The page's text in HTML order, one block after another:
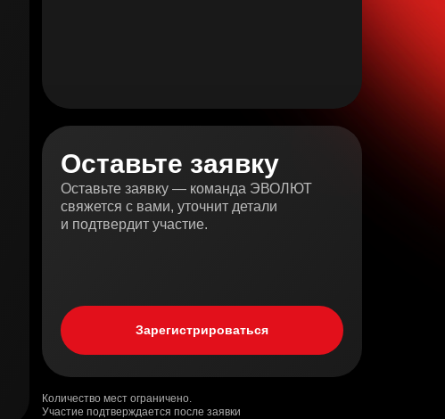
Оставьте заявку
Оставьте заявку — команда ЭВОЛЮТ
свяжется с вами, уточнит детали
и подтвердит участие.
Зарегистрироваться
Количество мест ограничено.
Участие подтверждается после заявки